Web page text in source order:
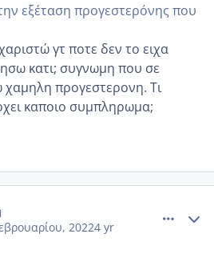
εξέταση προγεστερόνης που
γτ ποτε δεν το ειχα
κατι; συγνωμη που σε
χαμηλη προγεστερονη. Τι
καποιο συμπληρωμα;
20224 yr